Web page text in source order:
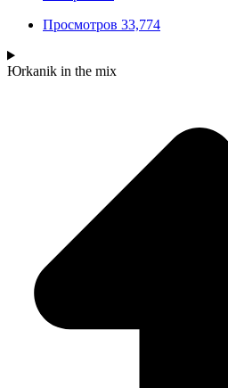
Просмотров 33,774
Юrkanik in the mix